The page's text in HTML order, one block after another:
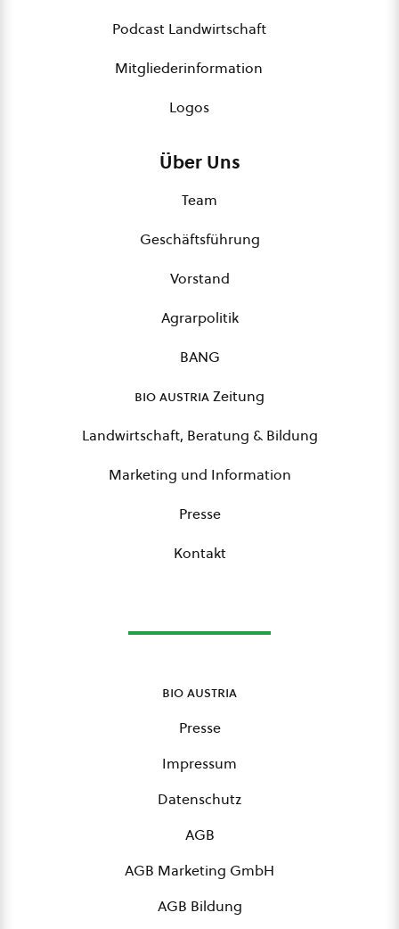
Podcast Landwirtschaft
Mitgliederinformation
Logos
Über Uns
Team
Geschäftsführung
Vorstand
Agrarpolitik
BANG
bio austriaZeitung
Landwirtschaft, Beratung & Bildung
Marketing und Information
Presse
Kontakt
bio austria
Presse
Impressum
Datenschutz
AGB
AGB Marketing GmbH
AGB Bildung